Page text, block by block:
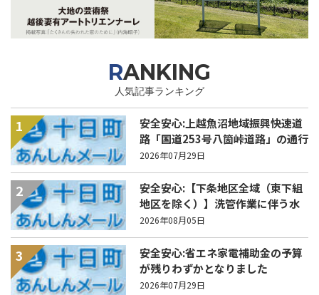
RANKING
人気記事ランキング
1
安全安心:上越魚沼地域振興快速道
路「国道253号八箇峠道路」の通行
規制について
2026年07月29日
2
安全安心:【下条地区全域（東下組
地区を除く）】洗管作業に伴う水
道の濁りの発生について
2026年08月05日
3
安全安心:省エネ家電補助金の予算
が残りわずかとなりました
2026年07月29日